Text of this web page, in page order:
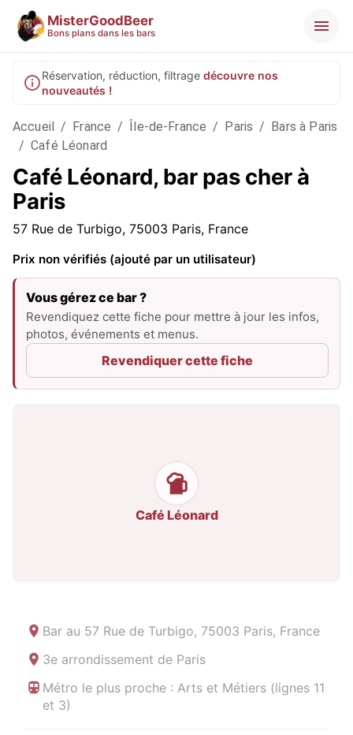
MisterGoodBeer
Bons plans dans les bars
Réservation, réduction, filtrage découvre nos
nouveautés !
Accueil / France / Île-de-France / Paris / Bars à Paris
/ Café Léonard
Café Léonard, bar pas cher à
Paris
57 Rue de Turbigo, 75003 Paris, France
Prix non vérifiés (ajouté par un utilisateur)
Vous gérez ce bar ?
Revendiquez cette fiche pour mettre à jour les infos,
photos, événements et menus.
Revendiquer cette fiche
Café Léonard
Bar au 57 Rue de Turbigo, 75003 Paris, France
3e arrondissement de Paris
Métro le plus proche : Arts et Métiers (lignes 11
et 3)